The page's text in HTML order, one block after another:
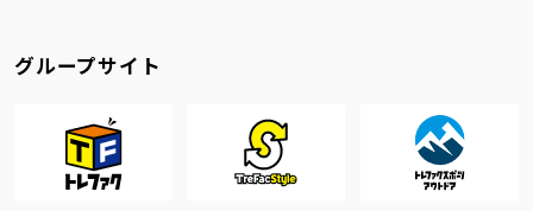
グループサイト